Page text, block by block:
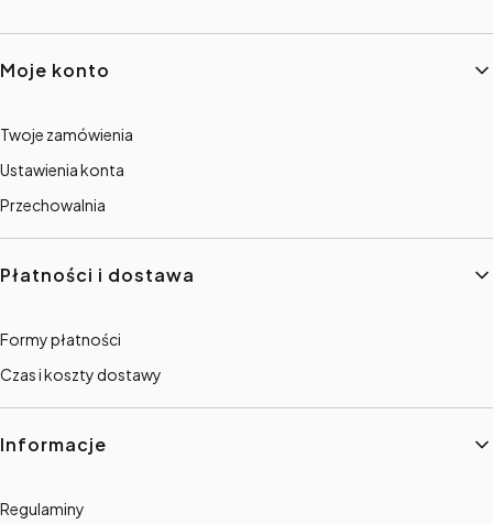
Linki w stopce
Moje konto
Twoje zamówienia
Ustawienia konta
Przechowalnia
Płatności i dostawa
Formy płatności
Czas i koszty dostawy
Informacje
Regulaminy